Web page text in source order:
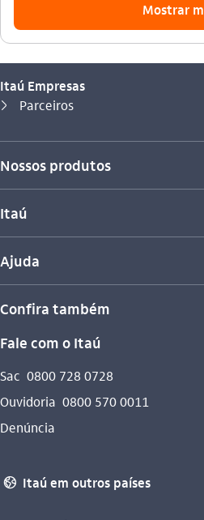
Mostrar
Itaú Empresas
seta_direita
Você está aqui:
Parceiros
Nossos produtos
Itaú
Ajuda
Confira também
Fale com o Itaú
Sac 0800 728 0728
Ouvidoria 0800 570 0011
Denúncia
globo_outline Itaú em outros países